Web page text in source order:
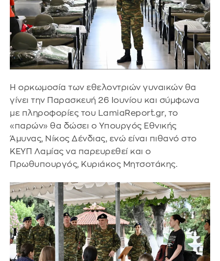
Η ορκωμοσία των εθελοντριών γυναικών θα
γίνει την Παρασκευή 26 Ιουνίου και σύμφωνα
με πληροφορίες του LamiaReport.gr, το
«παρών» θα δώσει ο Υπουργός Εθνικής
Άμυνας, Νίκος Δένδιας, ενώ είναι πιθανό στο
ΚΕΥΠ Λαμίας να παρευρεθεί και ο
Πρωθυπουργός, Κυριάκος Μητσοτάκης.